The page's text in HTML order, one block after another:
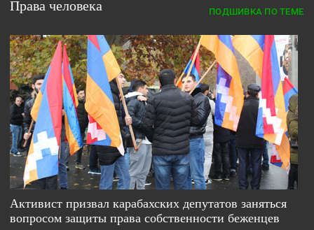
Права человека ПОДШИВКА ПО ТЕМЕ
Активист призвал карабахских депутатов заняться
вопросом защиты права собственности беженцев